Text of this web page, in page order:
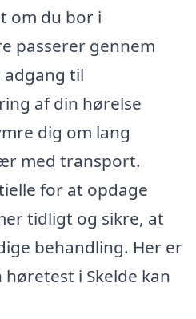
om du bor i
passerer gennem
til
af din hørelse
dig om lang
med transport.
for at opdage
tidligt og sikre, at
behandling. Her er
i Skelde kan